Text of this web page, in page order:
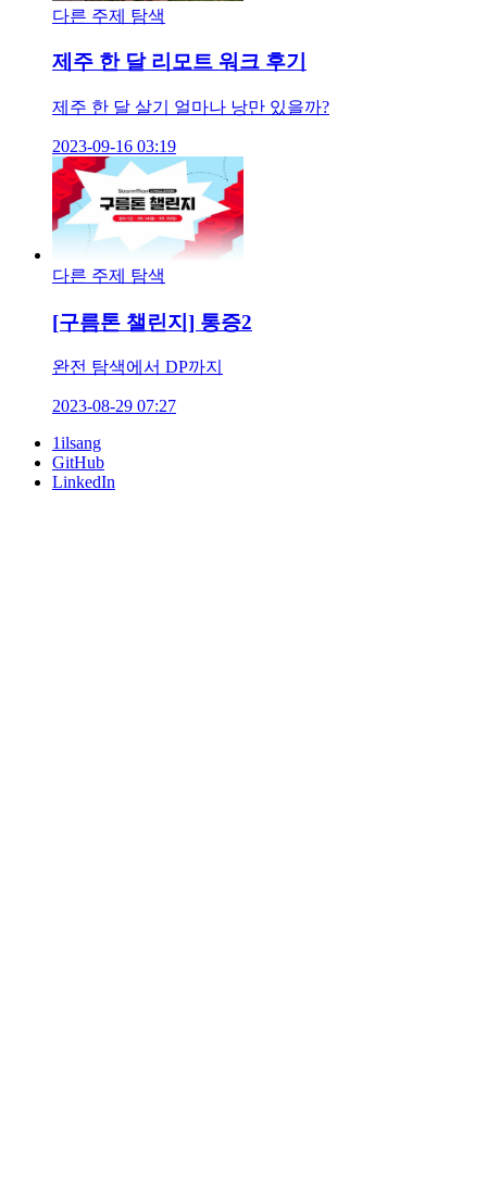
다른 주제 탐색
제주 한 달 리모트 워크 후기
제주 한 달 살기 얼마나 낭만 있을까?
2023-09-16 03:19
다른 주제 탐색
[구름톤 챌린지] 통증2
완전 탐색에서 DP까지
2023-08-29 07:27
1ilsang
GitHub
LinkedIn